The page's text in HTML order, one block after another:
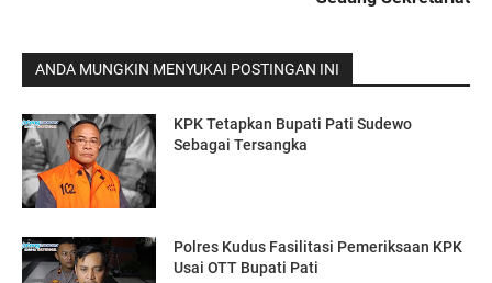
ANDA MUNGKIN MENYUKAI POSTINGAN INI
KPK Tetapkan Bupati Pati Sudewo
Sebagai Tersangka
Polres Kudus Fasilitasi Pemeriksaan KPK
Usai OTT Bupati Pati